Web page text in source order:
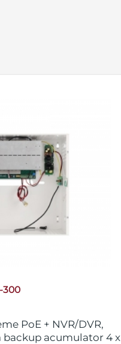
300
PoE + NVR/DVR,
backup acumulator 4 x